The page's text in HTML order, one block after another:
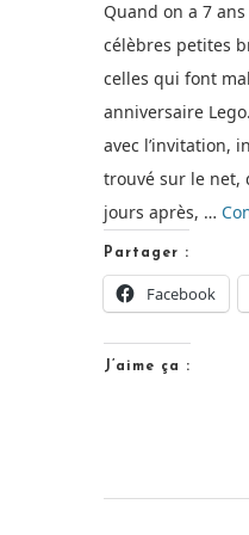
Quand on a 7
célèbres petites
celles qui font
anniversaire
avec l’invitation,
trouvé sur le net,
jours après, …
Partager :
Facebook
J’aime ça :